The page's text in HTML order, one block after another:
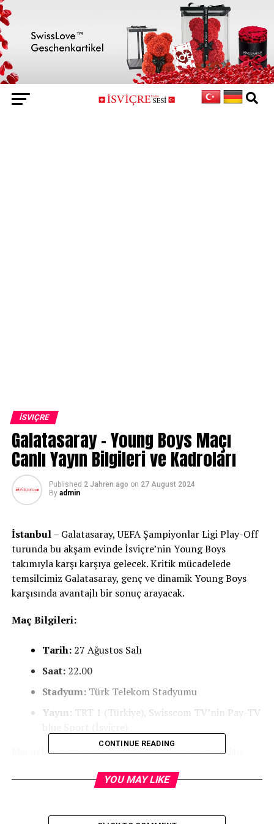
İSVIÇRE
Galatasaray – Young Boys Maçı
Canlı Yayın Bilgileri ve Kadroları
Published 2 Jahren ago on 27 August 2024
By admin
İstanbul– Galatasaray, UEFA Şampiyonlar Ligi Play-Off
turunda bu akşam evinde İsviçre’nin Young Boys
takımıyla karşı karşıya gelecek. Kritik mücadelede
temsilcimiz Galatasaray, genç ve dinamik Young Boys
karşısında avantajlı bir sonuç arayacak.
Maç Bilgileri:
Tarih:27 Ağustos Salı
Saat:22.00
Stadyum:Türk Telekom Stadyumu
Yayın: TRT 1 (Türkiye), Swisscom TV’nin Pay-TV
Maçın hakemliğini Norveç Futbol Federasyonu’ndan
Engan ve Isaak Elias Bashevkin olacak. Maçla ilgili tüm
CONTINUE READING
YOU MAY LIKE